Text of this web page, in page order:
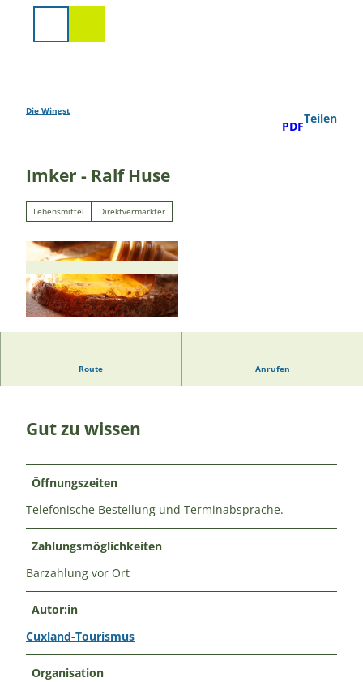
Die Wingst
PDF
Teilen
Imker - Ralf Huse
Lebensmittel Direktvermarkter
Route Anrufen
Bei Ralf Huse gibt es Honig von den eigenen Bienen.
Gut zu wissen
Öffnungszeiten
Telefonische Bestellung und Terminabsprache.
Zahlungsmöglichkeiten
Barzahlung vor Ort
Autor:in
Cuxland-Tourismus
Organisation